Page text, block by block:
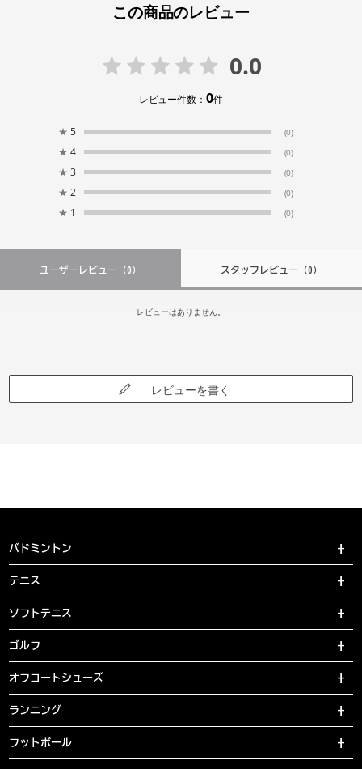
この商品のレビュー
0.0
レビュー件数：0件
★ 5 (0)
★ 4 (0)
★ 3 (0)
★ 2 (0)
★ 1 (0)
ユーザーレビュー （0） スタッフレビュー（0）
レビューはありません。
レビューを書く
バドミントン
テニス
ソフトテニス
ゴルフ
オフコートシューズ
ランニング
フットボール